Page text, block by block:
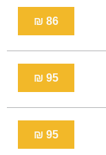
86 ₪
95 ₪
95 ₪